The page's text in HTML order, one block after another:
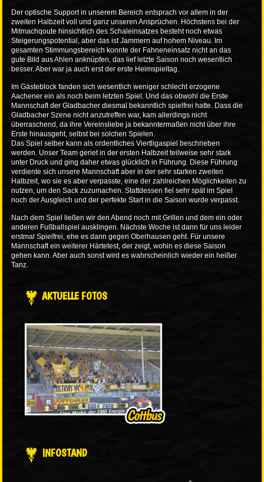
Der optische Support in unserem Bereich entsprach vor allem in der
zweiten Halbzeit voll und ganz unseren Ansprüchen. Höchstens bei der
Mitmachqoute hinsichtlich des Schaleinsatzes besteht noch etwas
Steigerungspotential, aber das ist Jammern auf hohem Niveau. Im
gesamten Stimmungsbereich konnte der Fahneneinsatz nicht an das
gute Bild aus Ahlen anknüpfen, das lief letzte Saison noch wesentlich
besser. Aber war ja auch erst der erste Heimspieltag.
Im Gästeblock fanden sich wesentlich weniger schlecht erzogene
Aachener ein als noch beim letzten Spiel. Und das obwohl die Erste
Mannschaft der Gladbacher diesmal bekanntlich spielfrei hatte. Dass die
Gladbacher Szene nicht anzutreffen war, kam allerdings nicht
überraschend, da ihre Vereinsliebe ja bekanntermaßen nicht über ihre
Erste hinausgeht, selbst bei solchen Spielen.
Das Spiel selber kann als ordentliches Viertligaspiel beschrieben
werden. Unser Team geriet in der ersten Halbzeit teilweise sehr stark
unter Druck und ging daher etwas glücklich in Führung. Diese Führung
verdiente sich unsere Mannschaft aber in der sehr starken zweiten
Halbzeit, wo sie es aber verpasste, eine der zahlreichen Möglichkeiten zu
nutzen, um den Sack zuzumachen. Stattdessen fiel sehr spät im Spiel
noch der Ausgleich und der perfekte Start in die Saison wurde verpasst.
Nach dem Spiel ließen wir den Abend noch mit Grillen und dem ein oder
anderen Fußballspiel ausklingen. Nächste Woche ist dann für uns leider
erstmal Spielfrei, ehe es dann gegen Oberhausen geht. Für unsere
Mannschaft ein weiterer Härtetest, der zeigt, wohin es diese Saison
gehen kann. Aber auch sonst wird es wahrscheinlich wieder ein heißer
Tanz.
AKTUELLE FOTOS
INFOSTAND